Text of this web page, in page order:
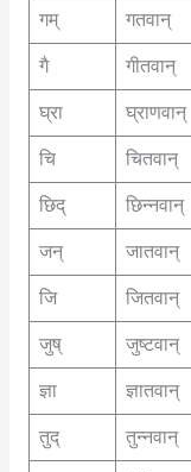
गम् गतवान्
गै गीतवान्
घ्रा घ्राणवान्
चि चितवान्
छिद् छिन्नवान्
जन् जातवान्
जि जितवान्
जुष् जुष्टवान्
ज्ञा ज्ञातवान्
तुद् तुन्नवान्